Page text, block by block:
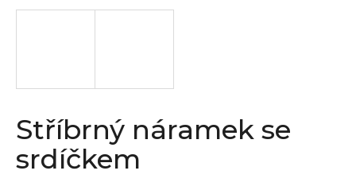
Stříbrný náramek se
srdíčkem
t